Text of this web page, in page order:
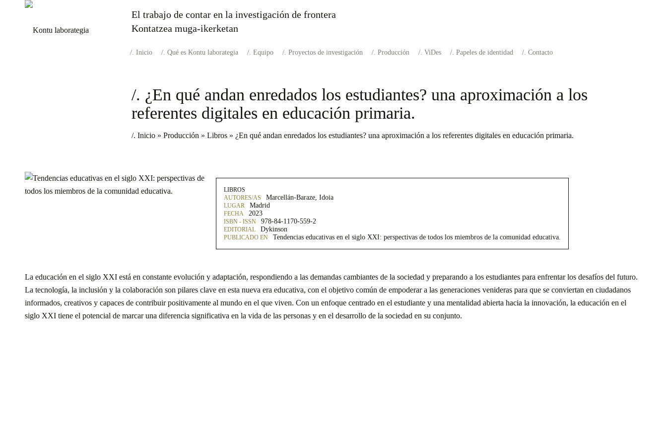
El trabajo de contar en la investigación de frontera
Kontatzea muga-ikerketan
Inicio Qué es Kontu laborategia Equipo Proyectos de investigación Producción ViDes Papeles de identidad Contacto
/. ¿En qué andan enredados los estudiantes? una aproximación a los
referentes digitales en educación primaria.
/. Inicio » Producción » Libros » ¿En qué andan enredados los estudiantes? una aproximación a los referentes digitales en educación primaria.
LIBROS
Marcellán-Baraze, Idoia
Madrid
2023
978-84-1170-559-2
Dykinson
Tendencias educativas en el siglo XXI: perspectivas de todos los miembros de la comunidad educativa.
La educación en el siglo XXI está en constante evolución y adaptación, respondiendo a las demandas cambiantes de la sociedad y preparando a los estudiantes para enfrentar los desafíos del futuro.
La tecnología, la inclusión y la colaboración son pilares clave en esta nueva era educativa, con el objetivo común de empoderar a las generaciones venideras para que se conviertan en ciudadanos
informados, creativos y capaces de contribuir positivamente al mundo en el que viven. Con un enfoque centrado en el estudiante y una mentalidad abierta hacia la innovación, la educación en el
siglo XXI tiene el potencial de marcar una diferencia significativa en la vida de las personas y en el desarrollo de la sociedad en su conjunto.